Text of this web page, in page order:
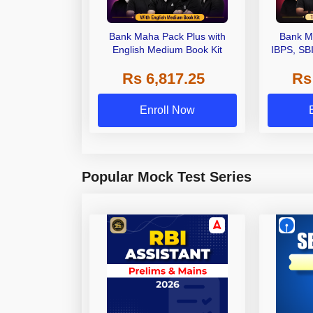
Bank Maha Pack Plus with
English Medium Book Kit
Rs 6,817.25
Enroll Now
Bank
IBPS,
Other
Popular Mock Test Series